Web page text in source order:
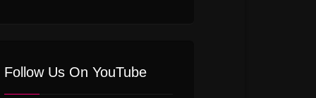
Follow Us On YouTube